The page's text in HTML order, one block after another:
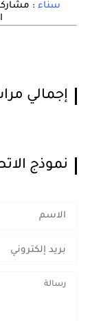
سناء :
إجمالي
نموذج